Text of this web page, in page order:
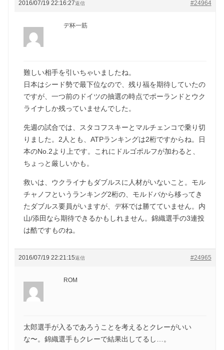
2016/07/19 22:16:27 #24964
返信
デ杯一筋
難しい相手を引いちゃいましたね。
日本はシード勢で最下位なので、残り福を期待していたの
ですが、一つ前のドイツの抽選の時点でポーランドとウク
ライナしか残っていませんでした。
先週の試合では、スタコフスキーとマルチェンコで乗り切
りました。2人とも、ATPランキングは2桁ですからね。日
本のNo.2より上です。これにドルゴポルフが加わると、
ちょっと厳しいかも。
救いは、ウクライナもダブルスに人材がいないこと。モル
チャノフというランキング2桁の、モルドバから移ってき
たダブルス要員がいますが、デ杯では勝てていません。内
山/添田なら期待できるかもしれません。錦織選手の3連投
は酷ですものね。
2016/07/19 22:21:15 #24965
返信
ROM
太郎選手が入るであろうことを考えるとクレーがいい
な〜。錦織選手もクレーで結果出してるし…。